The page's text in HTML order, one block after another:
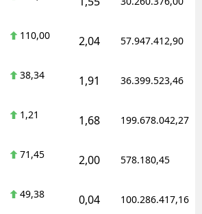
110,00 2,04 57.947.412,90
38,34 1,91 36.399.523,46
1,21 1,68 199.678.042,27
71,45 2,00 578.180,45
49,38 0,04 100.286.417,16